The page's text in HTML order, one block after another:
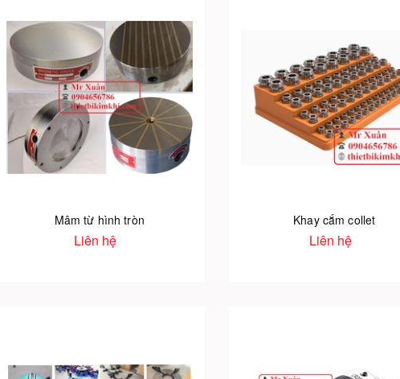
Mâm từ hình tròn
Liên hệ
Khay cắm collet
Liên hệ